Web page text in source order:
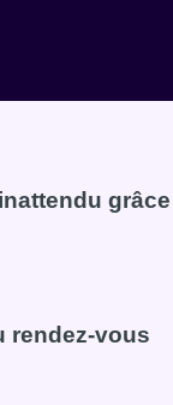
grâce
inattendu grâce
rendez-vous